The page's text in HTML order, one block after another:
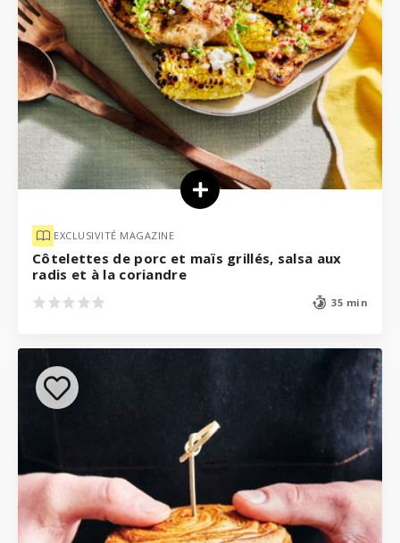
EXCLUSIVITÉ MAGAZINE
Côtelettes de porc et maïs grillés, salsa aux
radis et à la coriandre
35 min